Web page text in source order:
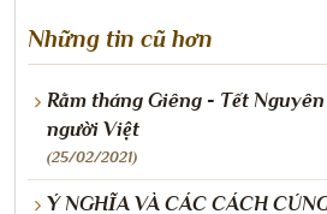
Những tin cũ hơn
Rằm tháng Giêng - Tết
người Việt
(25/02/2021)
Ý NGHĨA VÀ CÁC CÁCH